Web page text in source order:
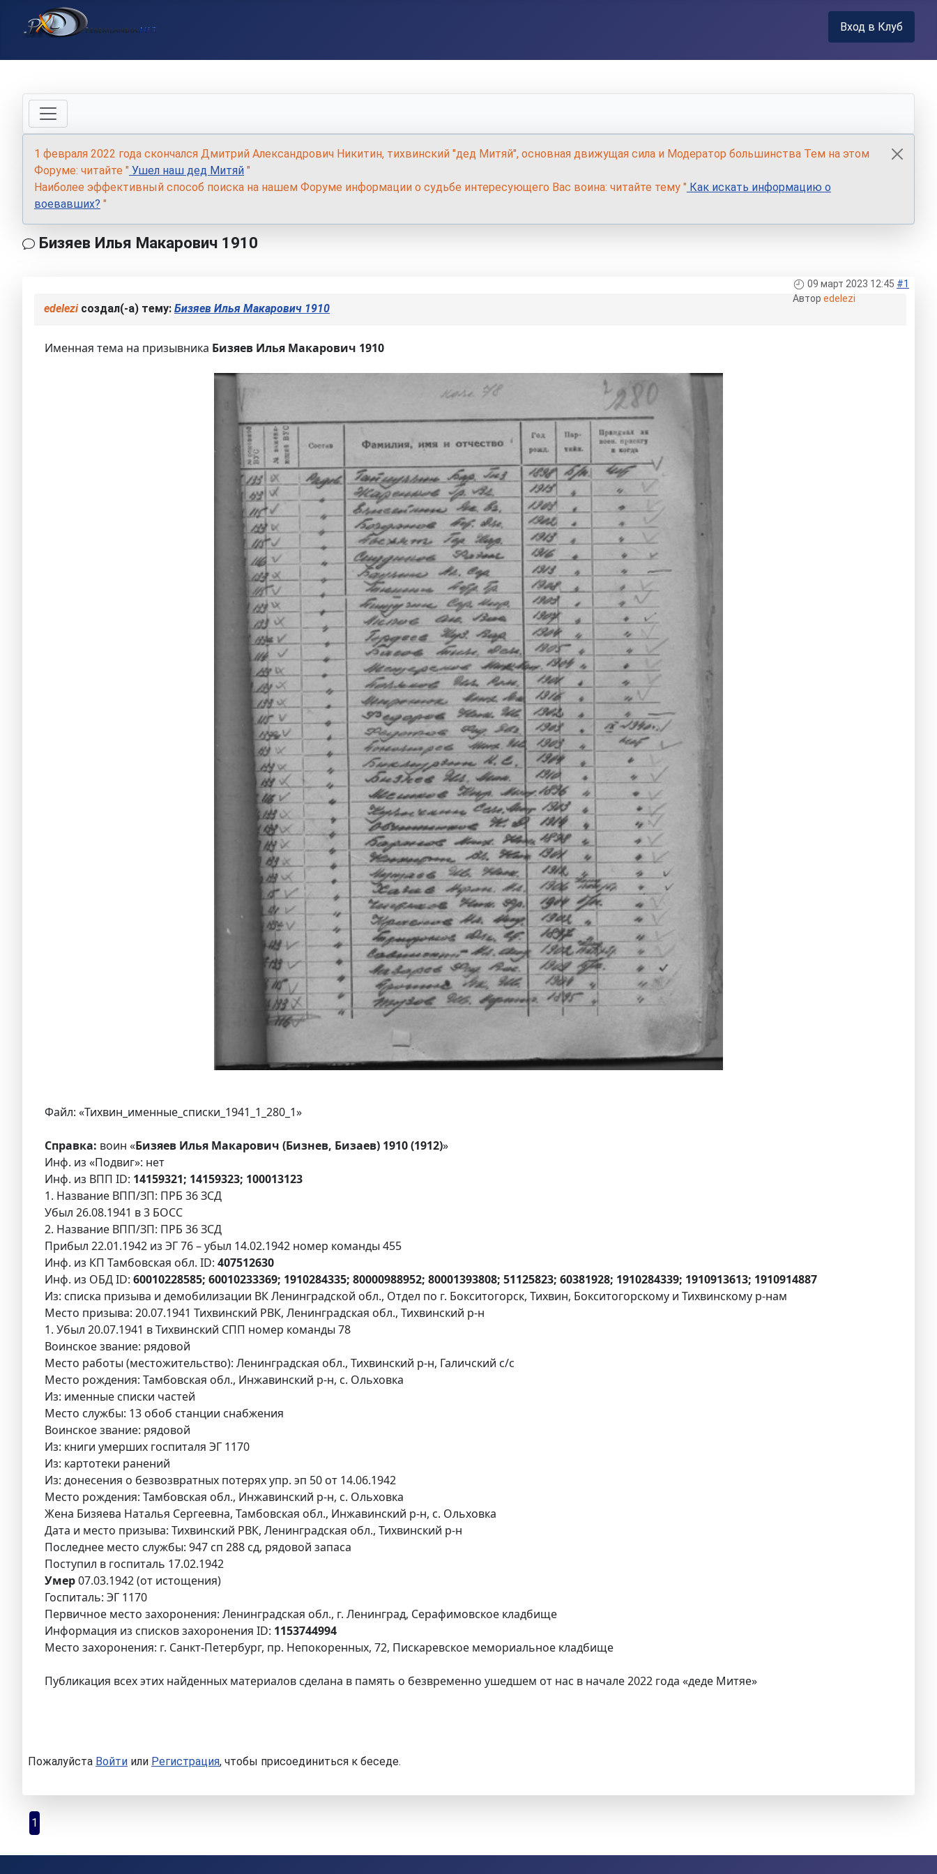
Вход в Клуб
1 февраля 2022 года скончался Дмитрий Александрович Никитин, тихвинский "дед Митяй", основная движущая сила и Модератор большинства Тем на этом
Форуме: читайте " Ушел наш дед Митяй "
Наиболее эффективный способ поиска на нашем Форуме информации о судьбе интересующего Вас воина: читайте тему " Как искать информацию о
воевавших? "
Бизяев Илья Макарович 1910
09 март 2023 12:45 #1
Автор edelezi
edeleziсоздал(-а) тему: Бизяев Илья Макарович 1910
Именная тема на призывника Бизяев Илья Макарович 1910
Файл: «Тихвин_именные_списки_1941_1_280_1»
Справка: воин «Бизяев Илья Макарович (Бизнев, Бизаев) 1910 (1912)»
Инф. из «Подвиг»: нет
Инф. из ВПП ID: 14159321; 14159323; 100013123
1. Название ВПП/ЗП: ПРБ 36 ЗСД
Убыл 26.08.1941 в 3 БОСС
2. Название ВПП/ЗП: ПРБ 36 ЗСД
Прибыл 22.01.1942 из ЭГ 76 – убыл 14.02.1942 номер команды 455
Инф. из КП Тамбовская обл. ID: 407512630
Инф. из ОБД ID: 60010228585; 60010233369; 1910284335; 80000988952; 80001393808; 51125823; 60381928; 1910284339; 1910913613; 1910914887
Из: списка призыва и демобилизации ВК Ленинградской обл., Отдел по г. Бокситогорск, Тихвин, Бокситогорскому и Тихвинскому р-нам
Место призыва: 20.07.1941 Тихвинский РВК, Ленинградская обл., Тихвинский р-н
1. Убыл 20.07.1941 в Тихвинский СПП номер команды 78
Воинское звание: рядовой
Место работы (местожительство): Ленинградская обл., Тихвинский р-н, Галичский с/с
Место рождения: Тамбовская обл., Инжавинский р-н, с. Ольховка
Из: именные списки частей
Место службы: 13 обоб станции снабжения
Воинское звание: рядовой
Из: книги умерших госпиталя ЭГ 1170
Из: картотеки ранений
Из: донесения о безвозвратных потерях упр. эп 50 от 14.06.1942
Место рождения: Тамбовская обл., Инжавинский р-н, с. Ольховка
Жена Бизяева Наталья Сергеевна, Тамбовская обл., Инжавинский р-н, с. Ольховка
Дата и место призыва: Тихвинский РВК, Ленинградская обл., Тихвинский р-н
Последнее место службы: 947 сп 288 сд, рядовой запаса
Поступил в госпиталь 17.02.1942
Умер07.03.1942 (от истощения)
Госпиталь: ЭГ 1170
Первичное место захоронения: Ленинградская обл., г. Ленинград, Серафимовское кладбище
Информация из списков захоронения ID: 1153744994
Место захоронения: г. Санкт-Петербург, пр. Непокоренных, 72, Пискаревское мемориальное кладбище
Публикация всех этих найденных материалов сделана в память о безвременно ушедшем от нас в начале 2022 года «деде Митяе»
Пожалуйста Войти или Регистрация, чтобы присоединиться к беседе.
1